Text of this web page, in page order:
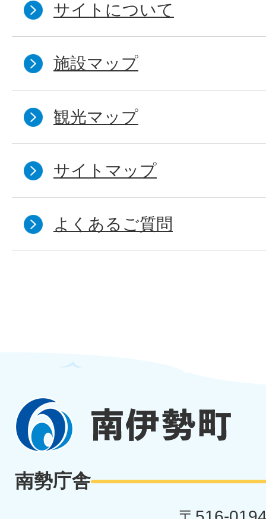
サイトについて
施設マップ
観光マップ
サイトマップ
よくあるご質問
南勢庁舎